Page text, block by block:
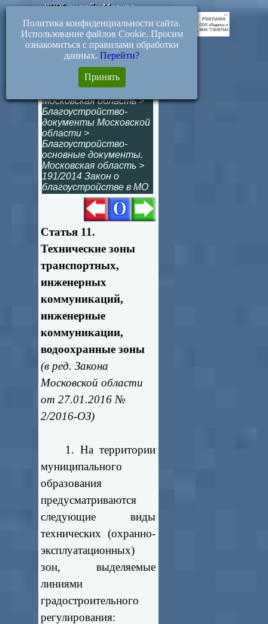
ЖКХ-онлайн.Москва
Статья 11.
Технические зоны
Московская область>
Благоустройство-
документы Московской
области >
Благоустройство-
основные документы.
Московская область >
191/2014 Закон о
благоустройстве в МО
Статья 11.
Технические зоны
транспортных,
инженерных
коммуникаций,
инженерные
коммуникации,
водоохранные зоны
(в ред. Закона
Московской области
от 27.01.2016 №
2/2016-ОЗ)
1. На территории
муниципального
образования
предусматриваются
следующие виды
технических (охранно-
эксплуатационных)
зон, выделяемые
линиями
градостроительного
регулирования:
Политика конфиденциальности сайта.
Использование файлов Cookie. Просим
ознакомиться с правилами обработки
данных. Перейти?
Принять